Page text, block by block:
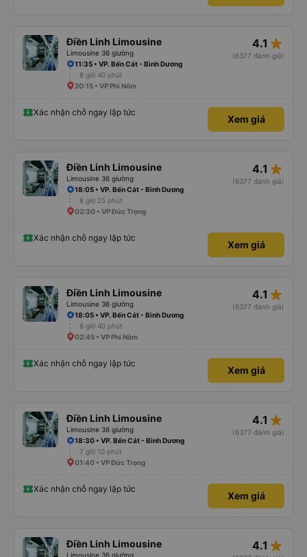
Điền Linh Limousine
Limousine 36 giường
4.1 star_rate
(6377 đánh giá)
11:35 • VP. Bến Cát - Bình Dương
8 giờ 40 phút
20:15 • VP Phi Nôm
Xác nhận chỗ ngay lập tức
Xem giá
Điền Linh Limousine
Limousine 36 giường
4.1 star_rate
(6377 đánh giá)
18:05 • VP. Bến Cát - Bình Dương
8 giờ 25 phút
02:30 • VP Đức Trọng
Xác nhận chỗ ngay lập tức
Xem giá
Điền Linh Limousine
Limousine 36 giường
4.1 star_rate
(6377 đánh giá)
18:05 • VP. Bến Cát - Bình Dương
8 giờ 40 phút
02:45 • VP Phi Nôm
Xác nhận chỗ ngay lập tức
Xem giá
Điền Linh Limousine
Limousine 36 giường
4.1 star_rate
(6377 đánh giá)
18:30 • VP. Bến Cát - Bình Dương
7 giờ 10 phút
01:40 • VP Đức Trọng
Xác nhận chỗ ngay lập tức
Xem giá
Điền Linh Limousine
Limousine 36 giường
4.1 star_rate